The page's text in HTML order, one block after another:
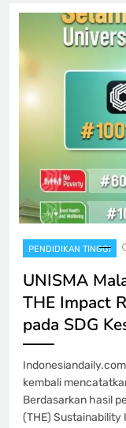
PENDIDIKAN TINGGI
UNISMA
THE Impact
pada SDG
kembali
Berdasarkan hasil
(THE) Sustainability